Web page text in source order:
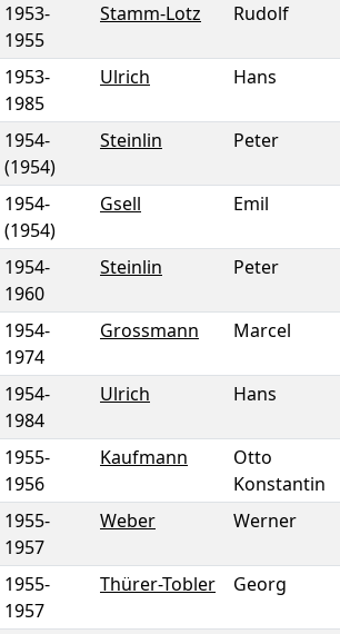
1953-
1955
Stamm-Lotz Rudolf
1953-
1985
Ulrich Hans
1954-
(1954)
Steinlin Peter
1954-
(1954)
Gsell Emil
1954-
1960
Steinlin Peter
1954-
1974
Grossmann Marcel
1954-
1984
Ulrich Hans
1955-
1956
Kaufmann
Otto
Konstantin
1955-
1957
Weber Werner
1955-
1957
Thürer-Tobler Georg